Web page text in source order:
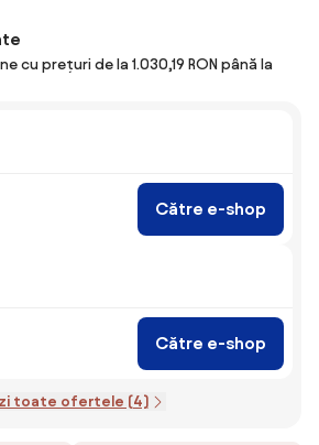
cu prețuri de la 1.030,19 RON până la
Către e-shop
Către e-shop
toate ofertele (4)